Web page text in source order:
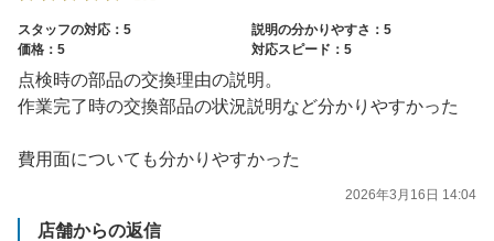
スタッフの対応：5
説明の分かりやすさ：5
価格：5
対応スピード：5
点検時の部品の交換理由の説明。
作業完了時の交換部品の状況説明など分かりやすかった
費用面についても分かりやすかった
2026年3月16日 14:04
店舗からの返信